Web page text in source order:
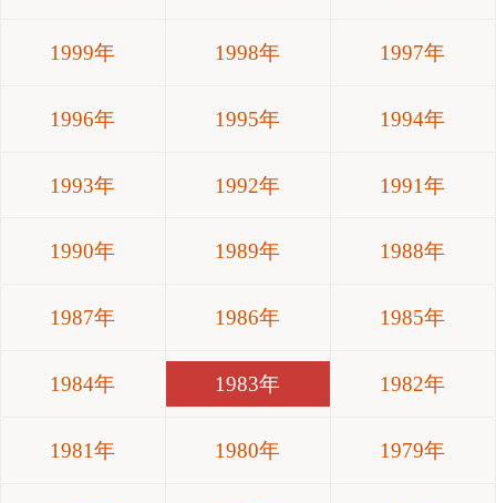
1999年 1998年 1997年
1996年 1995年 1994年
1993年 1992年 1991年
1990年 1989年 1988年
1987年 1986年 1985年
1984年 1983年 1982年
1981年 1980年 1979年